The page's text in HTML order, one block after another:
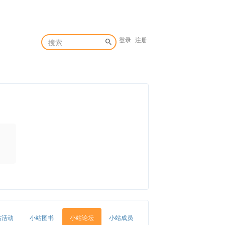
登录 注册
小站成员
小站论坛
小站图书
动